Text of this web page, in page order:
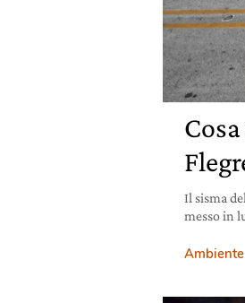
Il sisma
messo in
Ambiente